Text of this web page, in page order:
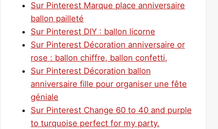
Sur Pinterest Marque place anniversaire
ballon pailleté
Sur Pinterest DIY : ballon licorne
Sur Pinterest Décoration anniversaire or
rose : ballon chiffre, ballon confetti,
Sur Pinterest Décoration ballon
anniversaire fille pour organiser une fête
géniale
Sur Pinterest Change 60 to 40 and purple
to turquoise perfect for my party.